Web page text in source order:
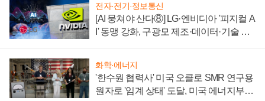
전자·전기·정보통신
[AI 뭉쳐야 산다⑧] LG·엔비디아 '피지컬 A
I' 동맹 강화, 구광모 제조·데이터·기술 결
화학·에너지
'한수원 협력사' 미국 오클로 SMR 연구용
원자로 '임계 상태' 도달, 미국 에너지부